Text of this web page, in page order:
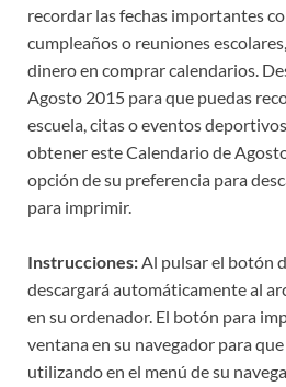
recordar las fechas importantes
cumpleaños o reuniones
dinero en comprar calendarios.
Agosto 2015 para que puedas
escuela, citas o eventos
obtener este Calendario de
opción de su preferencia para
para imprimir.
Instrucciones:Al pulsar el botón
descargará automáticamente al
en su ordenador. El botón para
ventana en su navegador para
utilizando en el menú de su